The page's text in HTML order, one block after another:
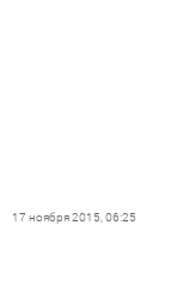
17 ноября 2015, 06:25